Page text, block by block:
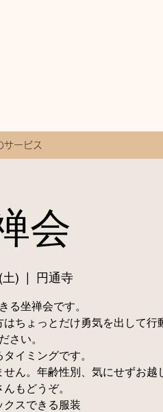
サービス
会
) 円通寺
る坐禅会です。
ちょっとだけ勇気を出して行
さい。
イミングです。
ん。年齢性別、気にせずお越
もどうぞ。
クスできる服装